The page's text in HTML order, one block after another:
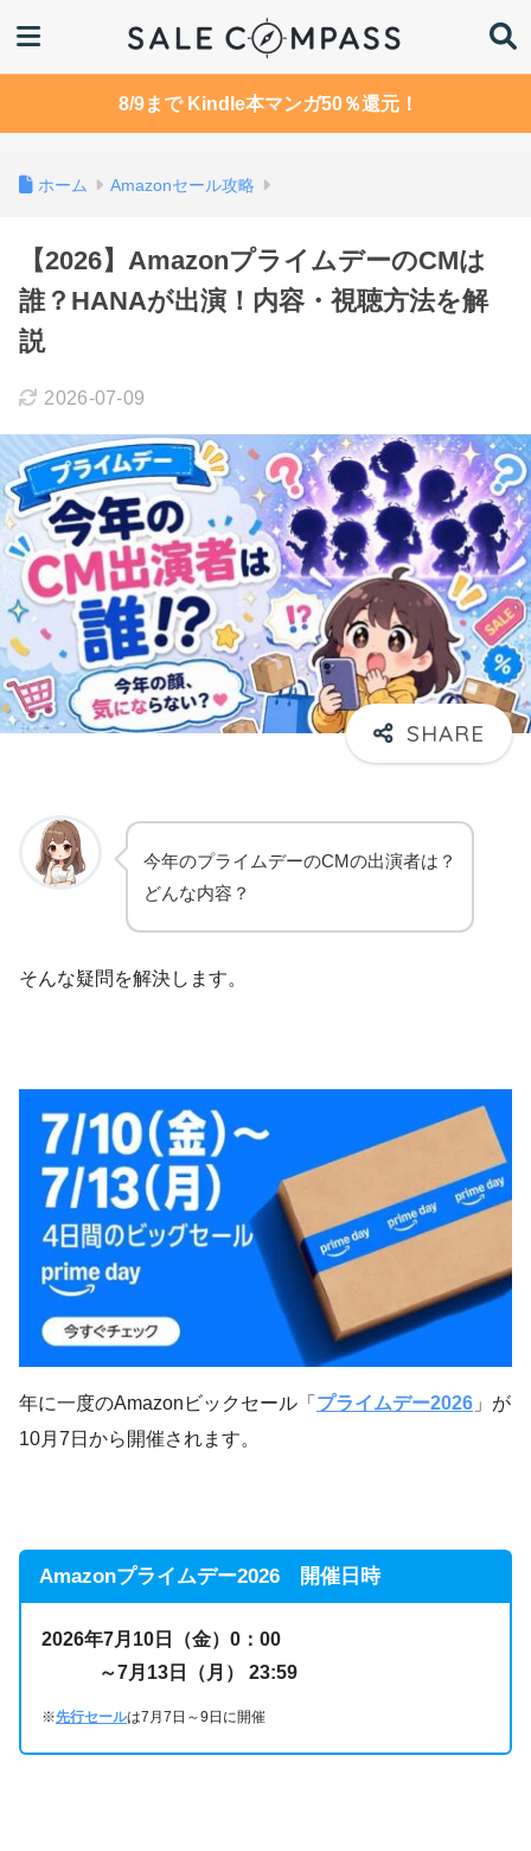
8/9まで Kindle本マンガ50％還元！
ホーム Amazonセール攻略
【2026】AmazonプライムデーのCMは
誰？HANAが出演！内容・視聴方法を解
説
2026-07-09
今年のプライムデーのCMの出演者は？
どんな内容？
そんな疑問を解決します。
年に一度のAmazonビックセール「 プライムデー2026 」が
10月7日から開催されます。
Amazonプライムデー2026 開催日時
2026年7月10日（金）0：00
～7月13日（月） 23:59
※先行セールは7月7日～9日に開催